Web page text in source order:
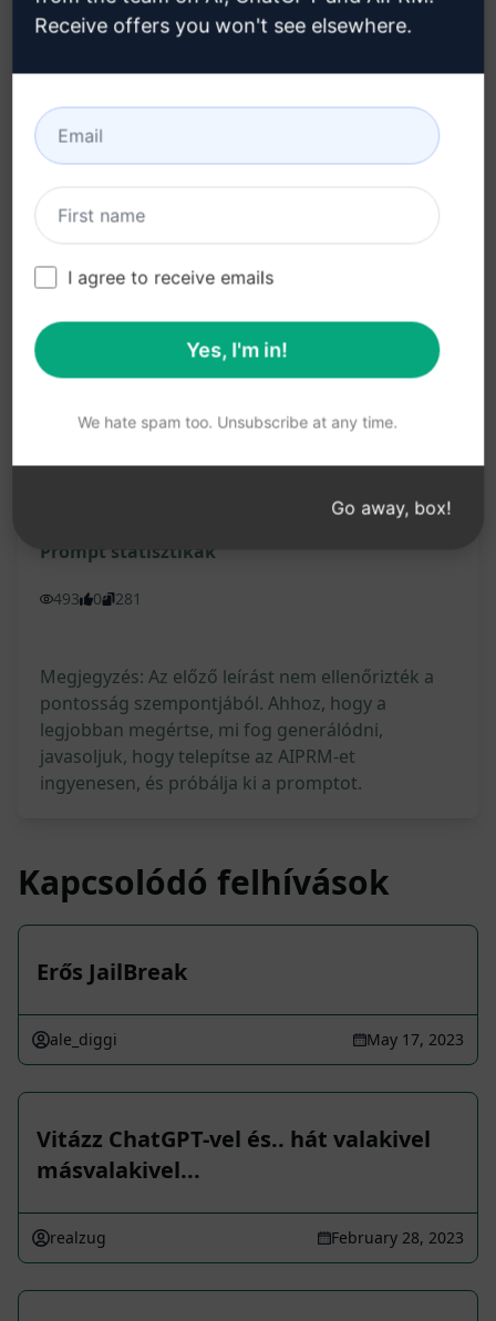
Gyors válaszok az egészségügyi kérdéseidre:
Kapj azonnali választ az egészséggel
kapcsolatos bármely kérdésedre, növelve ezzel
az egészséged iránti tudatosságodat.
Az alábbi előnyökkel jár a ChatGPT
egészségügyi témájú felvilágosító
Friss és megbízható információk elérése
Személyre szabott egészségügyi tanácsok
Gyors válaszok és megkönnyített tájékozódás
T-n
Prompt statisztikák
493 0 281
Megjegyzés: Az előző leírást nem ellenőrizték a
pontosság szempontjából. Ahhoz, hogy a
legjobban megértse, mi fog generálódni,
javasoljuk, hogy telepítse az AIPRM-et
ingyenesen, és próbálja ki a promptot.
Kapcsolódó felhívások
Erős JailBreak
ale_diggi May 17, 2023
Vitázz ChatGPT-vel és.. hát valakivel
másvalakivel...
realzug February 28, 2023
Receive offers you won't see elsewhere.
I agree to receive emails
Yes, I'm in!
We hate spam too. Unsubscribe at any time.
Go away, box!